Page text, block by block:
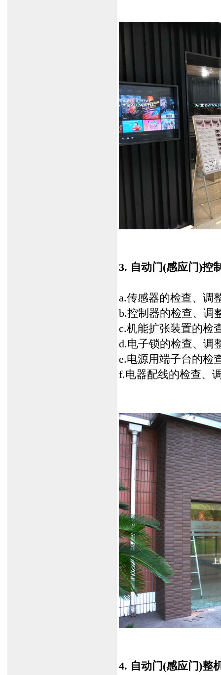
3. 自动门(感应门)控
a.传感器的检查、调
b.控制器的检查、调
c.机能扩张装置的检
d.电子锁的检查、调
e.电源用端子台的检
f.电器配线的检查、
4. 自动门(感应门)整